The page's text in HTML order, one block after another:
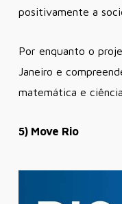
positivamente a
Por enquanto o
Janeiro e
matemática e
5) Move Rio